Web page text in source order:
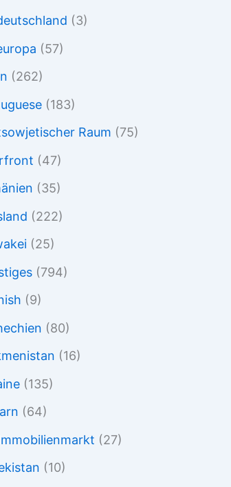
(3)
(57)
(262)
(183)
Raum (75)
(47)
(35)
(222)
(25)
(794)
(9)
(80)
(16)
(135)
(64)
(27)
(10)